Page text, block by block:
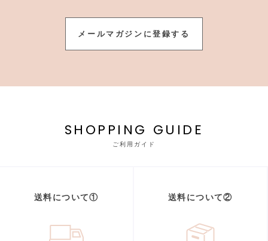
メールマガジンに登録する
SHOPPING GUIDE
ご利用ガイド
送料について① 送料について②